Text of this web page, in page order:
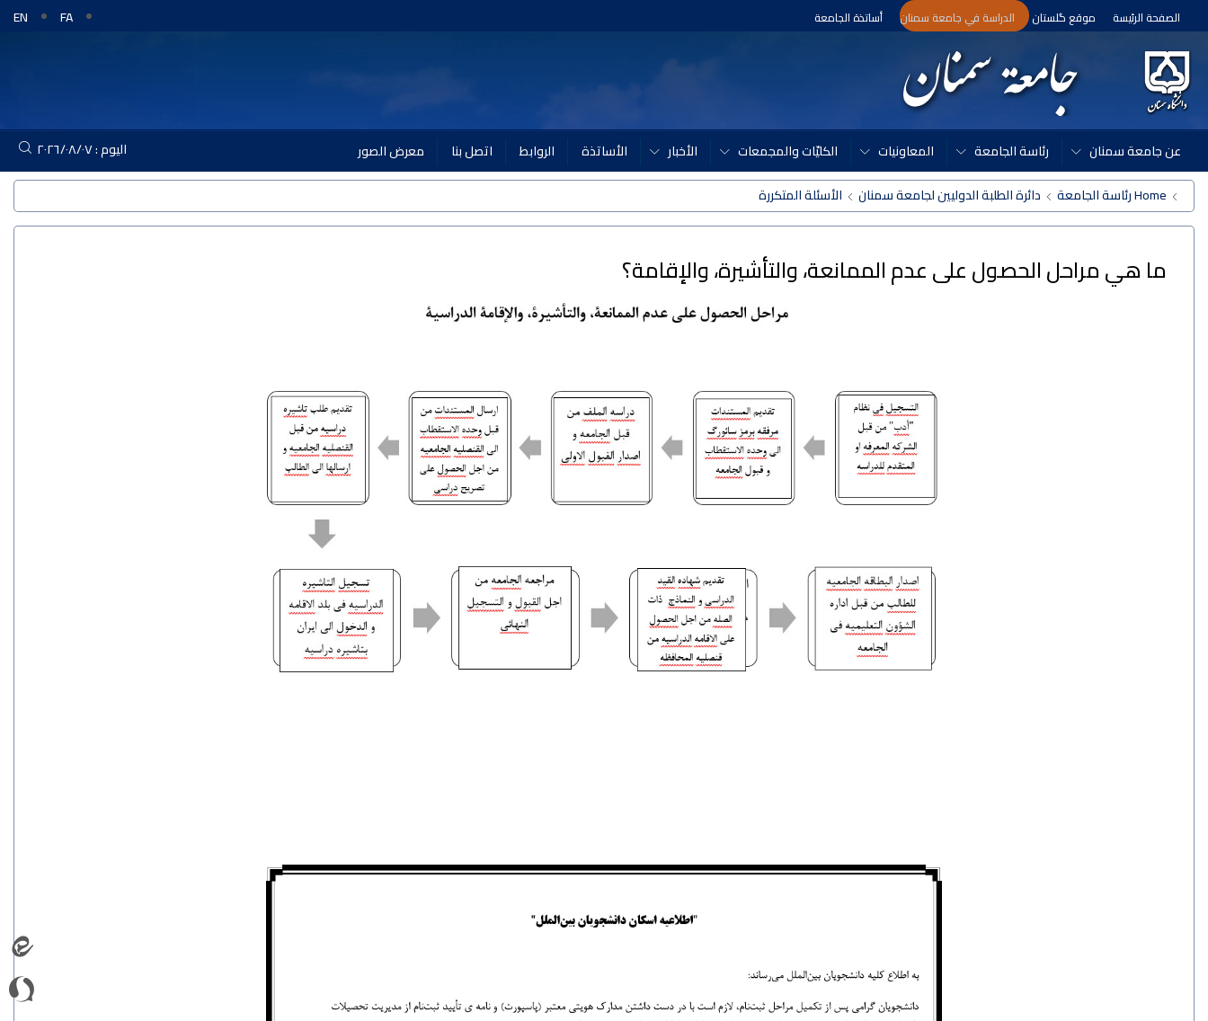
الصفحة الرئيسة موقع گلستان الدراسة في جامعة سمنان أساتذة الجامعة EN FA
عن جامعة سمنان رئاسة الجامعة المعاونيات الكليّات والمجمعات الأخبار الأساتذة الروابط اتصل بنا معرض الصور
اليوم : ٢٠٢٦/٠٨/٠٧
Homeرئاسة الجامعة دائرة الطلبة الدوليين لجامعة سمنان الأسئلة المتكررة
ما هي مراحل الحصول على عدم الممانعة، والتأشيرة، والإقامة؟